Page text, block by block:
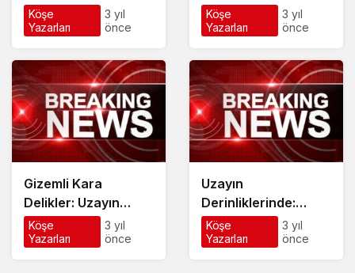
Hızlı Seyahat İmkanı
Köşe
Yazarları
3 yıl
önce
Benzersiz Özellikleri
Köşe
Yazarları
3 yıl
önce
Gizemli Kara
Delikler: Uzayın
Sonsuz Kuytuları
Köşe
Yazarları
3 yıl
önce
Uzayın
Derinliklerinde:
Keşfedilmemiş
Galaksiler
Köşe
Yazarları
3 yıl
önce